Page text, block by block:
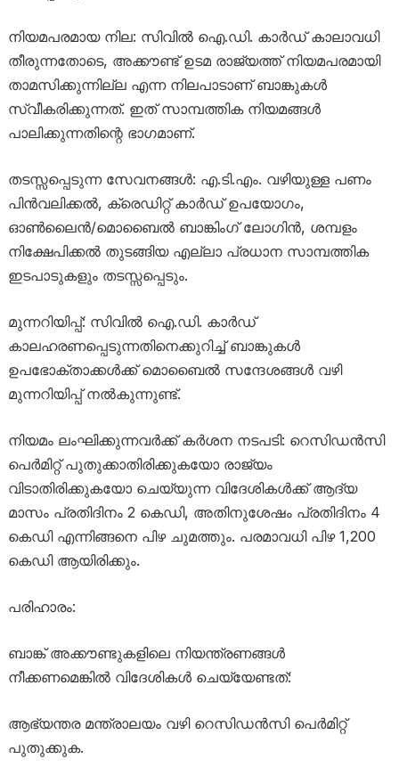
നിയമപരമായ നില: സിവിൽ ഐ.ഡി. കാർഡ് കാലാവധി
തീരുന്നതോടെ, അക്കൗണ്ട് ഉടമ രാജ്യത്ത് നിയമപരമായി
താമസിക്കുന്നില്ല എന്ന നിലപാടാണ് ബാങ്കുകൾ
സ്വീകരിക്കുന്നത്. ഇത് സാമ്പത്തിക നിയമങ്ങൾ
പാലിക്കുന്നതിന്റെ ഭാഗമാണ്.
തടസ്സപ്പെടുന്ന സേവനങ്ങൾ: എ.ടി.എം. വഴിയുള്ള പണം
പിൻവലിക്കൽ, ക്രെഡിറ്റ് കാർഡ് ഉപയോഗം,
ഓൺലൈൻ/മൊബൈൽ ബാങ്കിംഗ് ലോഗിൻ, ശമ്പളം
നിക്ഷേപിക്കൽ തുടങ്ങിയ എല്ലാ പ്രധാന സാമ്പത്തിക
ഇടപാടുകളും തടസ്സപ്പെടും.
മുന്നറിയിപ്പ്: സിവിൽ ഐ.ഡി. കാർഡ്
കാലഹരണപ്പെടുന്നതിനെക്കുറിച്ച് ബാങ്കുകൾ
ഉപഭോക്താക്കൾക്ക് മൊബൈൽ സന്ദേശങ്ങൾ വഴി
മുന്നറിയിപ്പ് നൽകുന്നുണ്ട്.
നിയമം ലംഘിക്കുന്നവർക്ക് കർശന നടപടി: റെസിഡൻസി
പെർമിറ്റ് പുതുക്കാതിരിക്കുകയോ രാജ്യം
വിടാതിരിക്കുകയോ ചെയ്യുന്ന വിദേശികൾക്ക് ആദ്യ
മാസം പ്രതിദിനം 2 കെഡി, അതിനുശേഷം പ്രതിദിനം 4
കെഡി എന്നിങ്ങനെ പിഴ ചുമത്തും. പരമാവധി പിഴ 1,200
കെഡി ആയിരിക്കും.
പരിഹാരം:
ബാങ്ക് അക്കൗണ്ടുകളിലെ നിയന്ത്രണങ്ങൾ
നീക്കണമെങ്കിൽ വിദേശികൾ ചെയ്യേണ്ടത്:
ആഭ്യന്തര മന്ത്രാലയം വഴി റെസിഡൻസി പെർമിറ്റ്
പുതുക്കുക.